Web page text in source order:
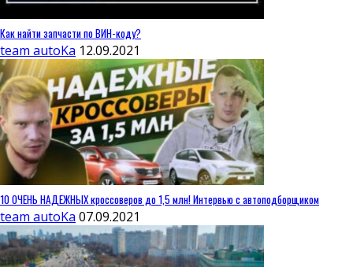
Как найти запчасти по ВИН-коду?
team autoKa 12.09.2021
10 ОЧЕНЬ НАДЕЖНЫХ кроссоверов до 1,5 млн! Интервью с автоподборщиком
team autoKa 07.09.2021